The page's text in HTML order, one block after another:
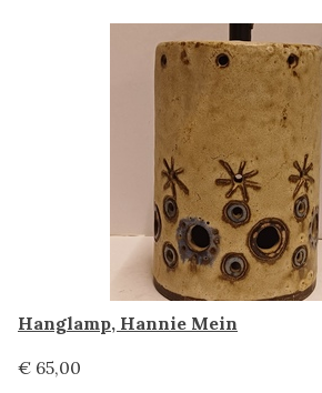
Hanglamp, Hannie Mein
€ 65,00